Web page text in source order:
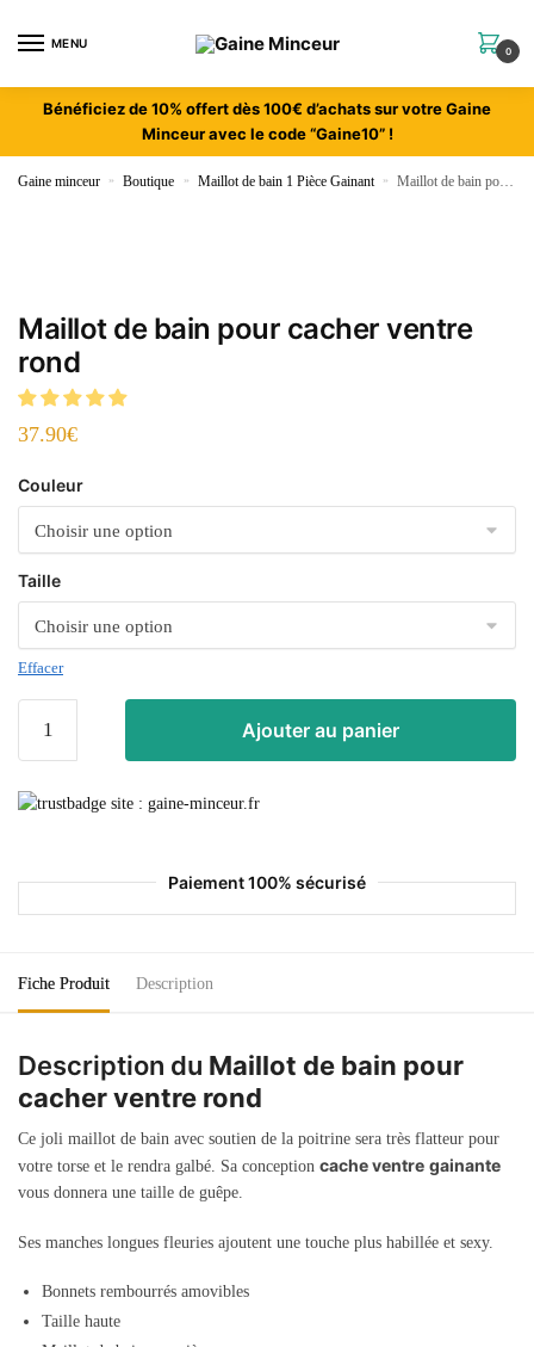
MENU
0
Bénéficiez de 10% offert dès 100€ d’achats sur votre Gaine
Minceur avec le code “Gaine10” !
Gaine minceur » Boutique » Maillot de bain 1 Pièce Gainant » Maillot de bain pour cacher ventre rond
Maillot de bain pour cacher ventre
rond
37.90€
Couleur
Taille
Effacer
Ajouter au panier
Paiement 100% sécurisé
Fiche Produit Description
Description du Maillot de bain pour
cacher ventre rond
Ce joli maillot de bain avec soutien de la poitrine sera très flatteur pour
votre torse et le rendra galbé. Sa conception cache ventre gainante
vous donnera une taille de guêpe.
Ses manches longues fleuries ajoutent une touche plus habillée et sexy.
Bonnets rembourrés amovibles
Taille haute